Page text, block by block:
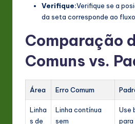
Verifique:Verifique se a
da seta corresponde ao
Comparação
Comuns vs.
Área Erro Comum
Linha
s de
Linha contínua
sem
Use
para